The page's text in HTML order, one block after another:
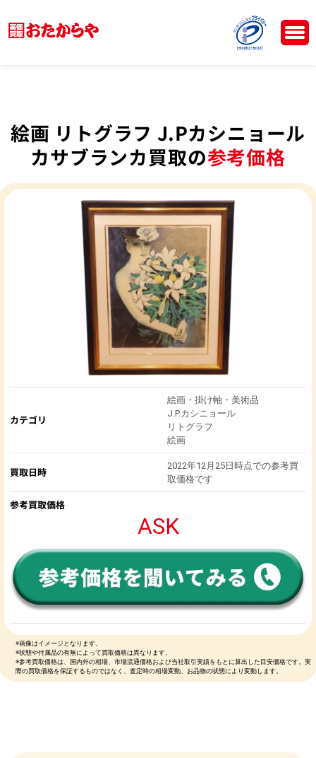
絵画 リトグラフ J.Pカシニョール
カサブランカ買取の参考価格
カテゴリ
絵画・掛け軸・美術品
J.P.カシニョール
リトグラフ
絵画
買取日時
2022年12月25日時点での参考買
取価格です
参考買取価格
ASK
※画像はイメージとなります。
※状態や付属品の有無によって買取価格は異なります。
※参考買取価格は、国内外の相場、市場流通価格および当社取引実績をもとに算出した目安価格です。実
際の買取価格を保証するものではなく、査定時の相場変動、お品物の状態により変動します。